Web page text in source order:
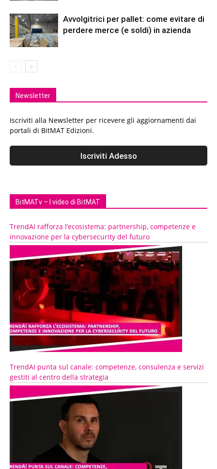
Avvolgitrici per pallet: come evitare di
perdere merce (e soldi) in azienda
Newsletter
Iscriviti alla Newsletter per ricevere gli aggiornamenti dai
portali di BitMAT Edizioni.
BitMATv – I video di BitMAT
TrendAI rafforza l’ecosistema: partnership, competenze e
innovazione per la cybersecurity del futuro
TrendAI punta sul canale: competenze, consulenza e servizi
gestiti al centro della strategia